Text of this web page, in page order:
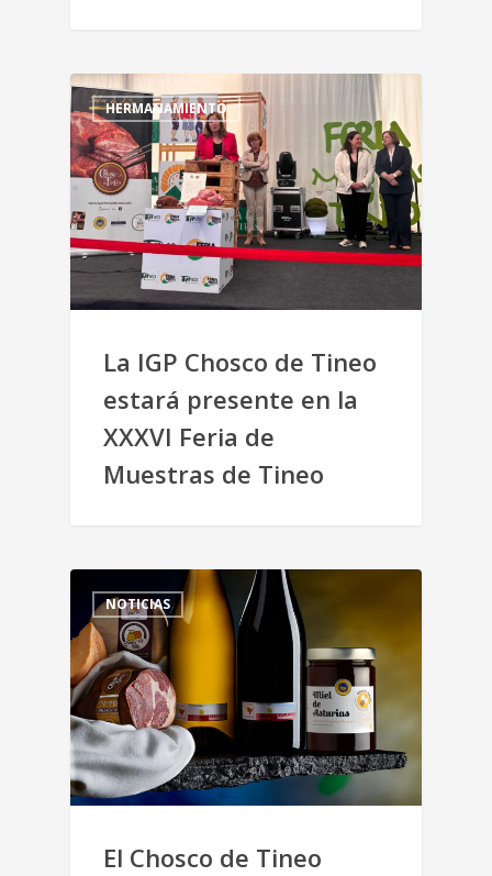
HERMANAMIENTO
La IGP Chosco de Tineo
estará presente en la
XXXVI Feria de
Muestras de Tineo
NOTICIAS
El Chosco de Tineo